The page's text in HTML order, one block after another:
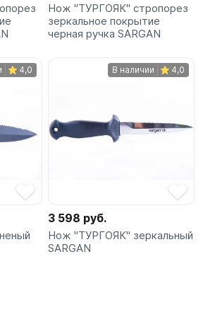
Нож "ТУРГОЯК" стропорез
зеркальное покрытие
черная ручка SARGAN
4,0 В наличии 4,0
3 598 руб.
Нож "ТУРГОЯК" зеркальный
SARGAN